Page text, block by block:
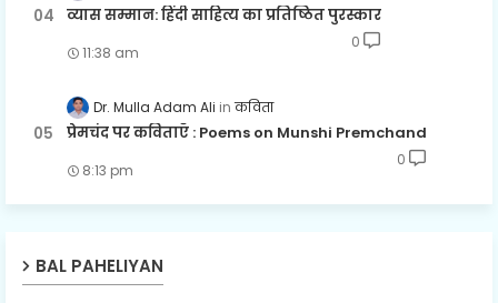
व्यास सम्मान: हिंदी साहित्य का प्रतिष्ठित पुरस्कार
11:38 am
0
Dr. Mulla Adam Ali कविता
प्रेमचंद पर कविताएँ : Poems on Munshi Premchand
8:13 pm
0
BAL PAHELIYAN